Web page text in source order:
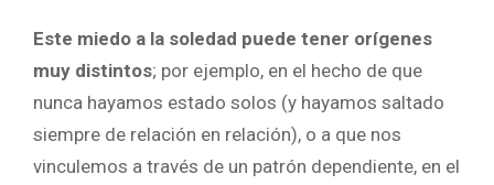
Este miedo a la soledad puede tener orígenes
muy distintos; por ejemplo, en el hecho de que
nunca hayamos estado solos (y hayamos saltado
siempre de relación en relación), o a que nos
vinculemos a través de un patrón dependiente, en el